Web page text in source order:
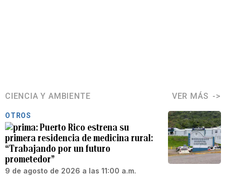
CIENCIA Y AMBIENTE VER MÁS
OTROS
Puerto Rico estrena su
primera residencia de medicina rural:
“Trabajando por un futuro
prometedor”
9 de agosto de 2026 a las 11:00 a.m.